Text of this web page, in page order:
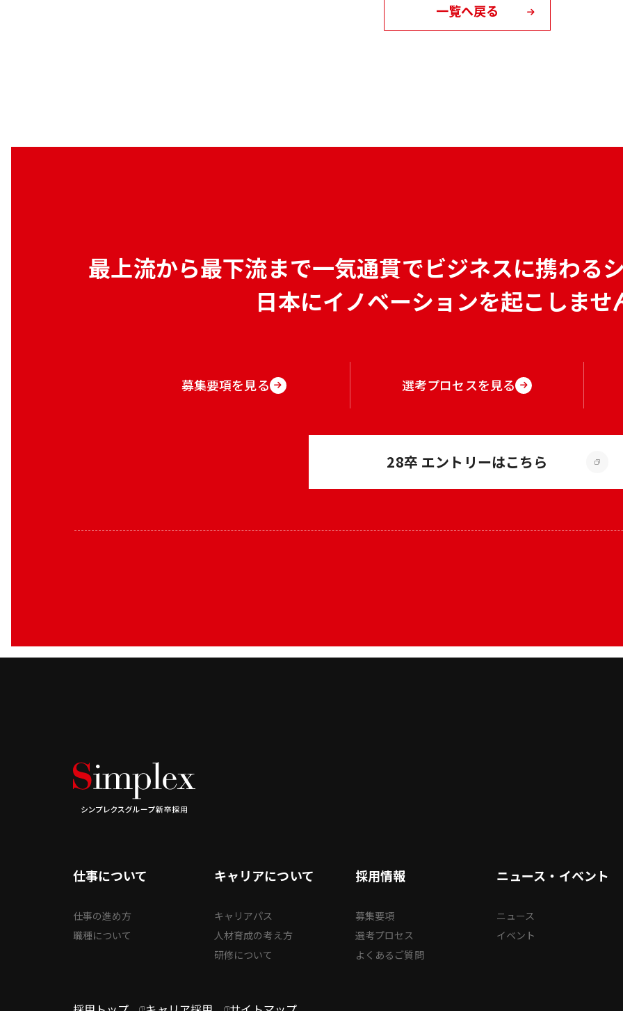
一覧へ戻る
最上流から最下流まで一気通貫でビジネスに携わる
日本にイノベーションを起こしませ
募集要項を見る 選考プロセスを見る
28卒 エントリーはこちら
仕事について
仕事の進め方
職種について
キャリアについて
キャリアパス
人材育成の考え方
研修について
採用情報
募集要項
選考プロセス
よくあるご質問
ニュース・イベント
ニュース
イベント